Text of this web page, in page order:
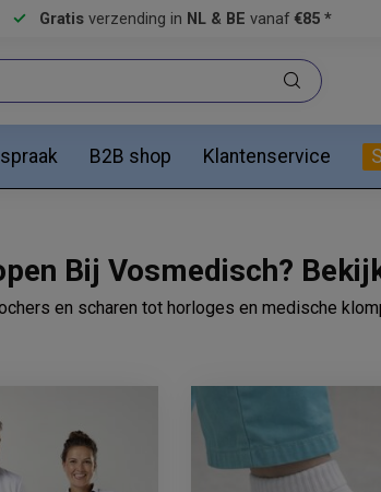
Gratis verzending in NL & BE vanaf €85 *
B2B shop Klantenservice
Bij Vosmedisch?
en scharen tot horloges en medische